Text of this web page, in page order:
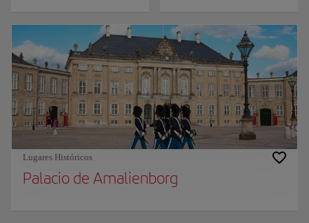
Lugares Históricos
Palacio de Amalienborg